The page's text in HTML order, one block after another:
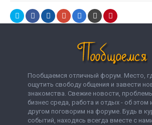
Пообщаемся отличный форум. Место,
ощутить свободу общения и завести
знакомства. Свежие новости,
бизнес среда, работа и отдых - об этом
другом поговорим на форуме. Будь в
событий, находясь всегда вместе с